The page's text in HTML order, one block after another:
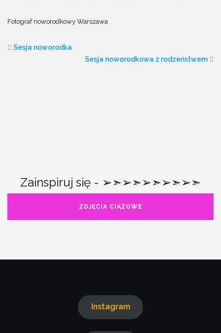
Fotograf noworodkowy Warszawa
Sesja noworodka
Sesja noworodkowa z rodzeństwem
Zainspiruj się - ➢➣➢➣➢➣➢➣➢➣
ZDJĘCIA CIĄŻOWE
Instagram